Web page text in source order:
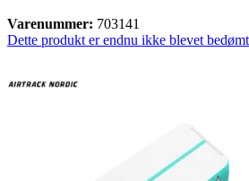
Varenummer: 703141
Dette produkt er endnu ikke blevet